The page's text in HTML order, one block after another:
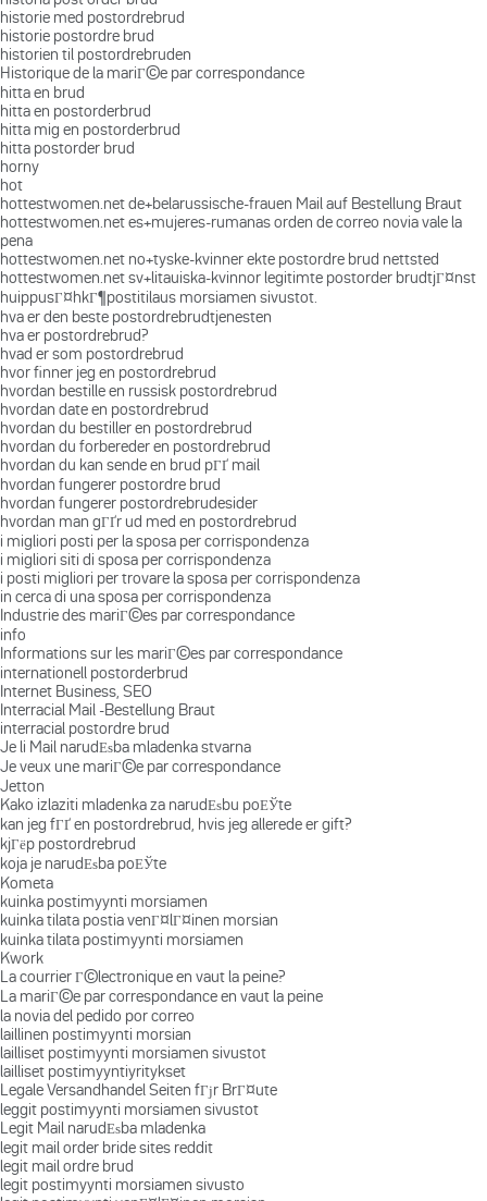
historie med postordrebrud
historie postordre brud
historien til postordrebruden
Historique de la mariГ©e par correspondance
hitta en brud
hitta en postorderbrud
hitta mig en postorderbrud
hitta postorder brud
horny
hot
hottestwomen.net de+belarussische-frauen Mail auf Bestellung Braut
hottestwomen.net es+mujeres-rumanas orden de correo novia vale la
pena
hottestwomen.net no+tyske-kvinner ekte postordre brud nettsted
hottestwomen.net sv+litauiska-kvinnor legitimte postorder brudtjГ¤nst
huippusГ¤hkГ¶postitilaus morsiamen sivustot.
hva er den beste postordrebrudtjenesten
hva er postordrebrud?
hvad er som postordrebrud
hvor finner jeg en postordrebrud
hvordan bestille en russisk postordrebrud
hvordan date en postordrebrud
hvordan du bestiller en postordrebrud
hvordan du forbereder en postordrebrud
hvordan du kan sende en brud pГҐ mail
hvordan fungerer postordre brud
hvordan fungerer postordrebrudesider
hvordan man gГҐr ud med en postordrebrud
i migliori posti per la sposa per corrispondenza
i migliori siti di sposa per corrispondenza
i posti migliori per trovare la sposa per corrispondenza
in cerca di una sposa per corrispondenza
Industrie des mariГ©es par correspondance
info
Informations sur les mariГ©es par correspondance
internationell postorderbrud
Internet Business, SEO
Interracial Mail -Bestellung Braut
interracial postordre brud
Je li Mail narudЕѕba mladenka stvarna
Je veux une mariГ©e par correspondance
Jetton
Kako izlaziti mladenka za narudЕѕbu poЕЎte
kan jeg fГҐ en postordrebrud, hvis jeg allerede er gift?
kjГёp postordrebrud
koja je narudЕѕba poЕЎte
Kometa
kuinka postimyynti morsiamen
kuinka tilata postia venГ¤lГ¤inen morsian
kuinka tilata postimyynti morsiamen
Kwork
La courrier Г©lectronique en vaut la peine?
La mariГ©e par correspondance en vaut la peine
la novia del pedido por correo
laillinen postimyynti morsian
lailliset postimyynti morsiamen sivustot
lailliset postimyyntiyritykset
Legale Versandhandel Seiten fГјr BrГ¤ute
leggit postimyynti morsiamen sivustot
Legit Mail narudЕѕba mladenka
legit mail order bride sites reddit
legit mail ordre brud
legit postimyynti morsiamen sivusto